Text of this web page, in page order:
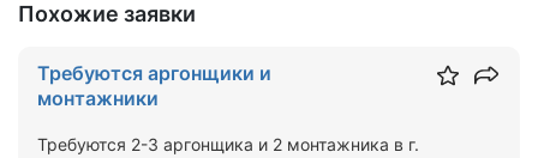
Похожие заявки
Требуются аргонщики и
монтажники
Требуются 2-3 аргонщика и 2 монтажника в г.